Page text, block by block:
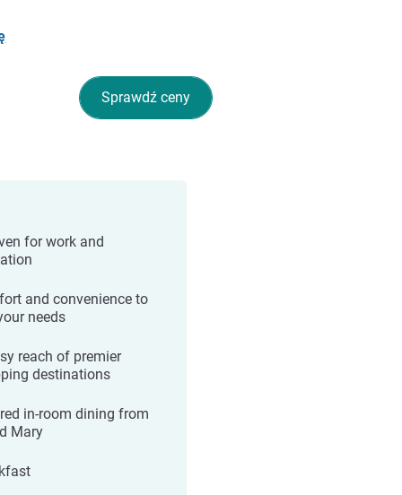
Sprawdź ceny
for work and
and convenience to
needs
reach of premier
destinations
in-room dining from
Mary